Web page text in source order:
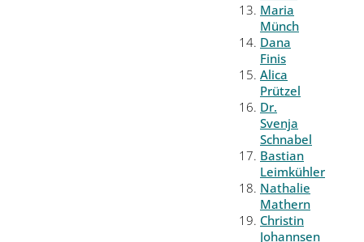
Maria
Münch
Dana
Finis
Alica
Prützel
Dr.
Svenja
Schnabel
Bastian
Leimkühler
Nathalie
Mathern
Christin
Johannsen